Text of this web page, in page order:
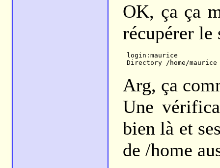
OK, ça ça
récupérer le
login:maurice
Arg, ça
Une
bien là et
de /home